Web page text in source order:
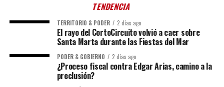
TENDENCIA
TERRITORIO & PODER 2 días ago
El rayo del CortoCircuito volvió a caer sobre
Santa Marta durante las Fiestas del Mar
PODER & GOBIERNO 2 días ago
¿Proceso fiscal contra Edgar Arias, camino a la
preclusión?